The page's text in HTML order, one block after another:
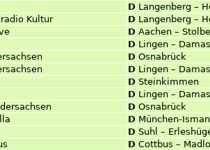
D Langenberg –
Kultur D Langenberg –
D Aachen –
D Lingen –
D Osnabrück
D Lingen –
D Steinkimmen
D Lingen –
D Osnabrück
D München-
D Suhl –
D Cottbus –